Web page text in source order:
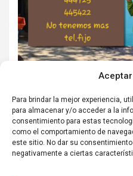
Para brindar la mejor experiencia,
para almacenar y/o acceder a la
consentimiento para estas
como el comportamiento de
este sitio. No dar su
negativamente a ciertas